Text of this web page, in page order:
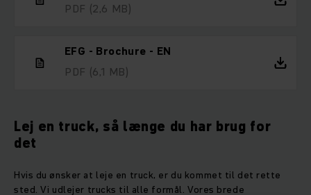
PDF (2,6 MB)
EFG - Brochure - EN
PDF (6,1 MB)
Lej en truck, så længe du har brug for
det
Hvis du ønsker at leje en truck, er du kommet til det rette
sted. Vi udlejer trucks til alle formål. Vores brede